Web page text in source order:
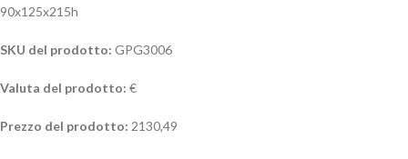
90x125x215h
SKU del prodotto: GPG3006
Valuta del prodotto: €
Prezzo del prodotto: 2130,49